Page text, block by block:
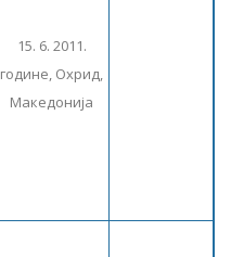
15. 6. 2011.
године, Охрид,
Македонија